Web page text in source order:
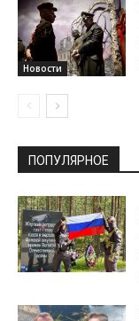
Новости
ПОПУЛЯРНОЕ